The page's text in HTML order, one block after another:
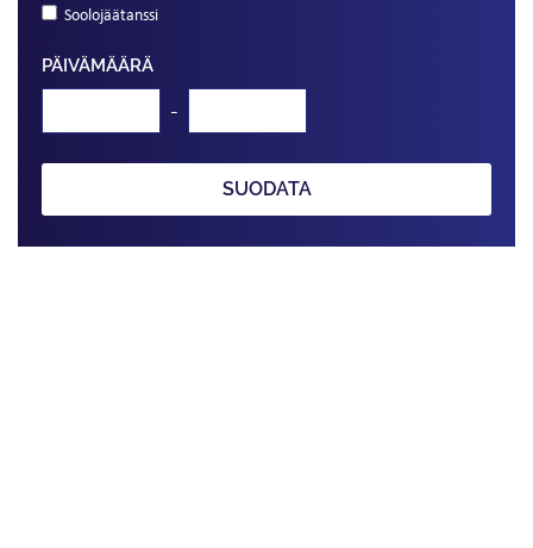
Soolojäätanssi
PÄIVÄMÄÄRÄ
-
SUODATA